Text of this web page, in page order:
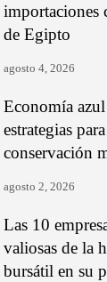
importaciones
de Egipto
agosto 4, 2026
Economía
estrategias
conservación
agosto 2, 2026
Las 10
valiosas de la
bursátil en su